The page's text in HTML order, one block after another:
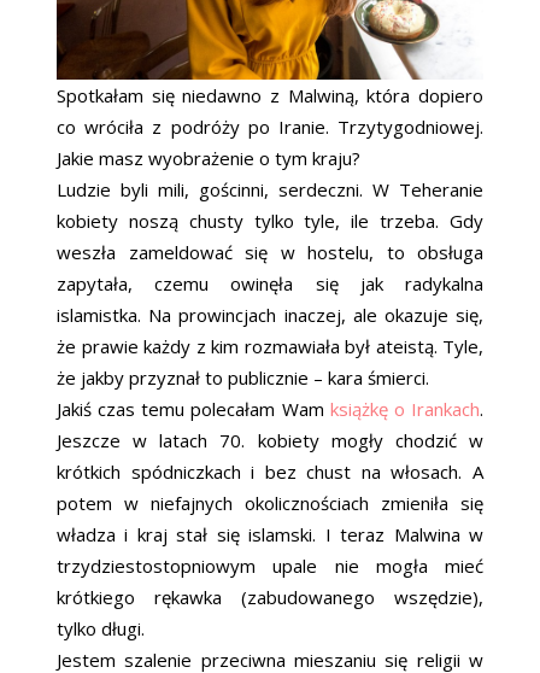
Spotkałam się niedawno z Malwiną, która dopiero
co wróciła z podróży po Iranie. Trzytygodniowej.
Jakie masz wyobrażenie o tym kraju?
Ludzie byli mili, gościnni, serdeczni. W Teheranie
kobiety noszą chusty tylko tyle, ile trzeba. Gdy
weszła zameldować się w hostelu, to obsługa
zapytała, czemu owinęła się jak radykalna
islamistka. Na prowincjach inaczej, ale okazuje się,
że prawie każdy z kim rozmawiała był ateistą. Tyle,
że jakby przyznał to publicznie – kara śmierci.
Jakiś czas temu polecałam Wam książkę o Irankach.
Jeszcze w latach 70. kobiety mogły chodzić w
krótkich spódniczkach i bez chust na włosach. A
potem w niefajnych okolicznościach zmieniła się
władza i kraj stał się islamski. I teraz Malwina w
trzydziestostopniowym upale nie mogła mieć
krótkiego rękawka (zabudowanego wszędzie),
tylko długi.
Jestem szalenie przeciwna mieszaniu się religii w